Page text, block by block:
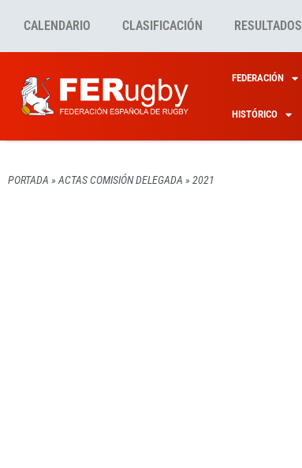
CALENDARIO CLASIFICACIÓN RESULTADOS
FEDERACIÓN
HISTÓRICO
PORTADA » ACTAS COMISIÓN DELEGADA » 2021